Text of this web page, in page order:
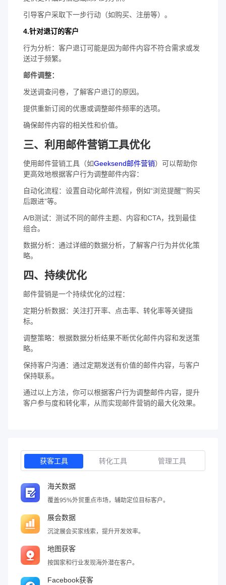
引导客户采取下一步行动（如购买、注册等）。
4.针对退订的客户
行为分析：客户退订可能是因为邮件内容不符合需求或发
送过于频繁。
邮件调整：
发送调查问卷，了解客户退订的原因。
提供重新订阅的优惠或调整邮件频率的选项。
确保邮件内容的相关性和价值。
三、利用邮件营销工具优化
使用邮件营销工具（如Geeksend邮件营销）可以帮助你
更高效地根据客户行为调整邮件内容：
自动化流程：设置自动化邮件流程，例如“浏览提醒”“购买
后跟进”等。
A/B测试：测试不同的邮件主题、内容和CTA，找到最佳
组合。
数据分析：通过详细的数据分析，了解客户行为并优化策
略。
四、持续优化
邮件营销是一个持续优化的过程：
定期分析数据：关注打开率、点击率、转化率等关键指
标。
调整策略：根据数据分析结果不断优化邮件内容和发送策
略。
保持客户沟通：通过定期发送有价值的邮件内容，与客户
保持联系。
通过以上方法，你可以根据客户行为调整邮件内容，提升
客户参与度和转化率，从而实现邮件营销的最大化效果。
获客工具 转化工具 管理工具
海关数据
覆盖95%外贸重点市场，辅助定位目标客户。
展会数据
沉淀展会买家线索，提升开发效率。
地图获客
按国家和行业发现海外潜在客户。
Facebook获客